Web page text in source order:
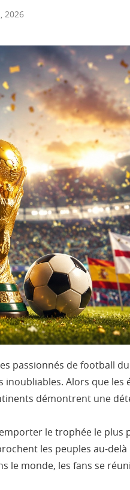
2026
passionnés de football
Alors que les
démontrent une
le trophée le plus
les peuples au-
monde, les fans se